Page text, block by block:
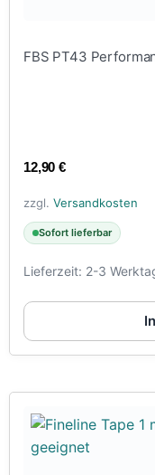
FBS PT43
12,90€
zzgl. Versandkosten
Sofort lieferbar
Lieferzeit: 2-3